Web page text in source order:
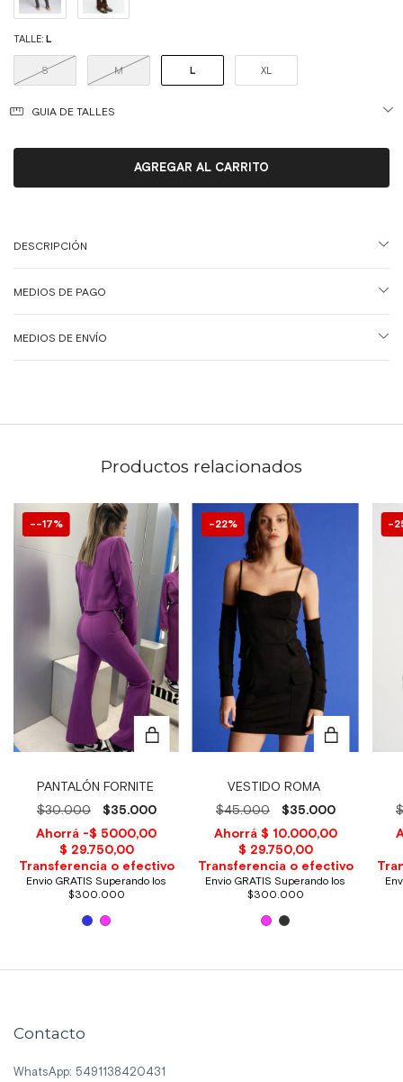
TALLE: L
S M L XL
GUIA DE TALLES
DESCRIPCIÓN
MEDIOS DE PAGO
MEDIOS DE ENVÍO
Productos relacionados
-17%
PANTALÓN FORNITE
$30.000
$35.000
22%
VESTIDO ROMA
$45.000
$35.000
Contacto
WhatsApp: 5491138420431